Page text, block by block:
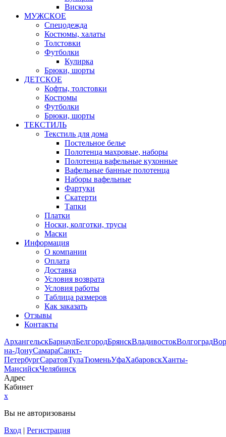
Вискоза
МУЖСКОЕ
Спецодежда
Костюмы, халаты
Толстовки
Футболки
Кулирка
Брюки, шорты
ДЕТСКОЕ
Кофты, толстовки
Костюмы
Футболки
Брюки, шорты
ТЕКСТИЛЬ
Текстиль для дома
Постельное белье
Полотенца махровые, наборы
Полотенца вафельные кухонные
Вафельные банные полотенца
Наборы вафельные
Фартуки
Скатерти
Тапки
Платки
Носки, колготки, трусы
Маски
Информация
О компании
Оплата
Доставка
Условия возврата
Условия работы
Таблица размеров
Как заказать
Отзывы
Контакты
АрхангельскБарнаулБелгородБрянскВладивостокВолгоград
на-ДонуСамараСанкт-
ПетербургСаратовТулаТюменьУфаХабаровскХанты-
МансийскЧелябинск
Адрес
Кабинет
x
Вы не авторизованы
Вход | Регистрация